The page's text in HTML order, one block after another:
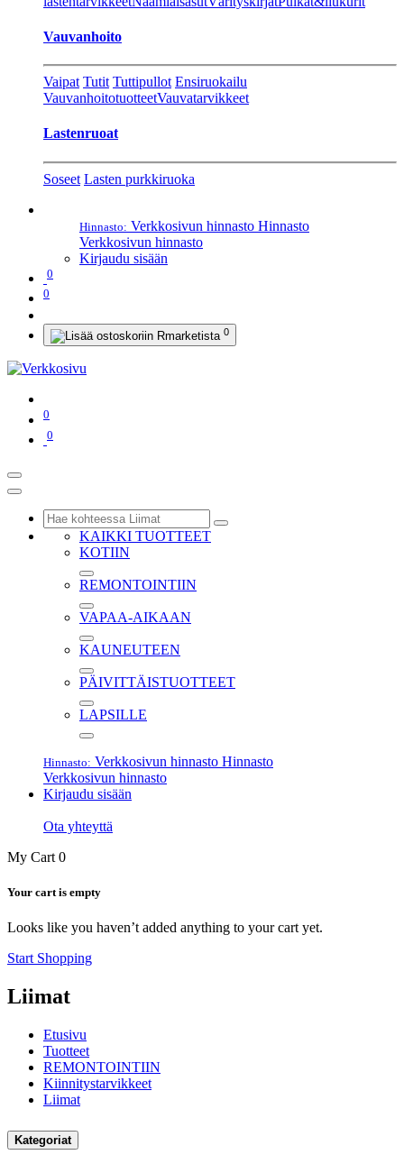
Vauvanhoito
Vaipat Tutit Tuttipullot Ensiruokailu
VauvanhoitotuotteetVauvatarvikkeet
Lastenruoat
Soseet Lasten purkkiruoka
Hinnasto: Verkkosivun hinnasto Hinnasto
Verkkosivun hinnasto
Kirjaudu sisään
0
0
0
0
0
KAIKKI TUOTTEET
KOTIIN
REMONTOINTIIN
VAPAA-AIKAAN
KAUNEUTEEN
PÄIVITTÄISTUOTTEET
LAPSILLE
Hinnasto: Verkkosivun hinnasto Hinnasto
Verkkosivun hinnasto
Kirjaudu sisään
Ota yhteyttä
My Cart 0
Your cart is empty
Looks like you haven’t added anything to your cart yet.
Start Shopping
Liimat
Etusivu
Tuotteet
REMONTOINTIIN
Kiinnitystarvikkeet
Liimat
Kategoriat